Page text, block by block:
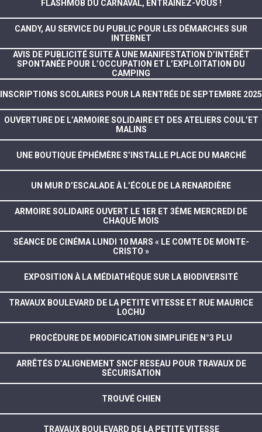
FLASHMOB DU CARNAVAL, ENTRAÎNEZ-VOUS !
CANDY, AU SERVICE DU PUBLIC POUR LES DÉMARCHES SUR
INTERNET
AVIS DE PUBLICITÉ SUITE À UNE MANIFESTATION D’INTÉRÊT
SPONTANÉE POUR L’OCCUPATION ET L’EXPLOITATION DU
CAMPING
INSCRIPTIONS SCOLAIRES POUR LA RENTRÉE DE SEPTEMBRE 2025
OUVERTURE DE L’ARMOIRE SOLIDAIRE ET DES ATELIERS COUL’ET
MALINS
UNE BOUTIQUE ÉPHÉMÈRE S’INSTALLE PLACE DU MARCHÉ
UN MUR D’ESCALADE À L’ÉCOLE DE LA RENARDIÈRE
ARMOIRE SOLIDAIRE OUVERT LE 1ER ET 3ÈME MERCREDI DE
CHAQUE MOIS
SÉANCE DE CINÉMA LUNDI 10 MARS « LE COMTE DE MONTE-
CRISTO »
EXPOSITION À LA MÉDIATHÈQUE SUR LA BIODIVERSITÉ
TRAVAUX BOULEVARD DE LA PETITE VITESSE ET RUE MAURICE
LOCHU
PROCÉDURE DE MODIFICATION SIMPLIFIÉE N°3 PLU
ARRÊTÉS D’ALIGNEMENT SNCF RESEAU POUR TRAVAUX DE
SÉCURISATION
TROUVÉ CHIEN
TRAVAUX BOULEVARD DE LA PETITE VITESSE